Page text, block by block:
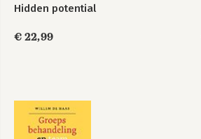
Hidden potential
€ 22,99